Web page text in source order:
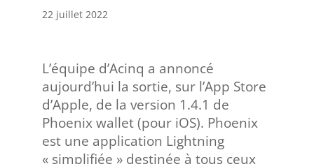
22 juillet 2022
L’équipe d’Acinq a annoncé
aujourd’hui la sortie, sur l’App Store
d’Apple, de la version 1.4.1 de
Phoenix wallet (pour iOS). Phoenix
est une application Lightning
« simplifiée » destinée à tous ceux